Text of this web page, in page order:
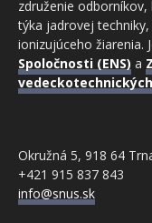
združenie
týka jadrovej
ionizujúceho žiarenia.
Spoločnosti (ENS) a
Okružná 5, 918 64
+421 915 837 843
info@snus.sk